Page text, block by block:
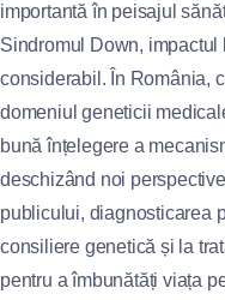
importantă în peisajul
Sindromul Down,
considerabil. În România,
domeniul geneticii
bună înțelegere a
deschizând noi
publicului, diagnosticarea
consiliere genetică și la
pentru a îmbunătăți viața